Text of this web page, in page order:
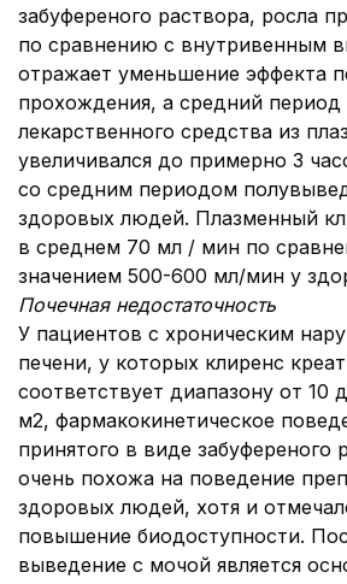
забуференого раствора, росла
по сравнению с внутривенным
отражает уменьшение эффекта
прохождения, а средний
лекарственного средства из
увеличивался до примерно 3
со средним периодом
здоровых людей. Плазменный
в среднем 70 мл / мин по
значением 500-600 мл/мин у
Почечная недостаточность
У пациентов с хроническим
печени, у которых клиренс
соответствует диапазону от 10
м2, фармакокинетическое
принятого в виде забуференого
очень похожа на поведение
здоровых людей, хотя и
повышение биодоступности.
выведение с мочой является